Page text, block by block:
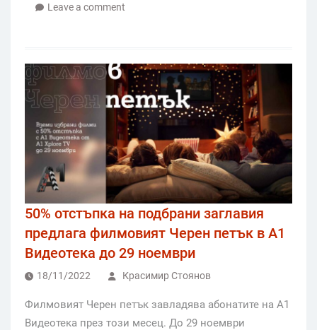
Leave a comment
50% отстъпка на подбрани заглавия
предлага филмовият Черен петък в А1
Видеотека до 29 ноември
18/11/2022 Красимир Стоянов
Филмовият Черен петък завладява абонатите на А1
Видеотека през този месец. До 29 ноември